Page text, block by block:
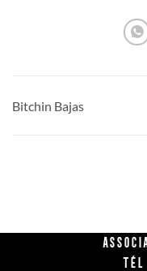
Bitchin Bajas
Tél